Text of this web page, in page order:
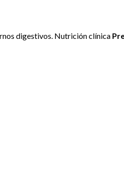
digestivos. Nutrición clínica